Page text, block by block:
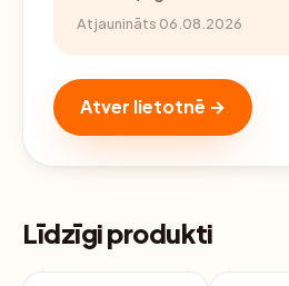
Atjaunināts 06.08.2026
Atver lietotnē →
Līdzīgi produkti